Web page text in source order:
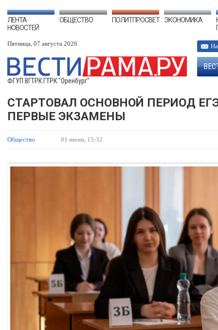
ЛЕНТА
НОВОСТЕЙ
ОБЩЕСТВО ПОЛИТПРОСВЕТ ЭКОНОМИКА
Пятница, 07 августа 2026
ФГУП ВГТРК ГТРК "Оренбург"
СТАРТОВАЛ ОСНОВНОЙ ПЕРИОД
ПЕРВЫЕ ЭКЗАМЕНЫ
Общество 01 июня, 15:32